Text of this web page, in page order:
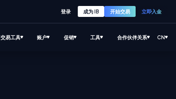
登录 成为 IB 开始交易 立即入金
交易工具 账户 促销 工具 合作伙伴关系 CN